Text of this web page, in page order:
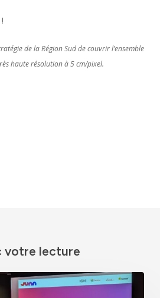
de la Région Sud de couvrir l’ensemble
haute résolution à 5 cm/pixel.
votre lecture